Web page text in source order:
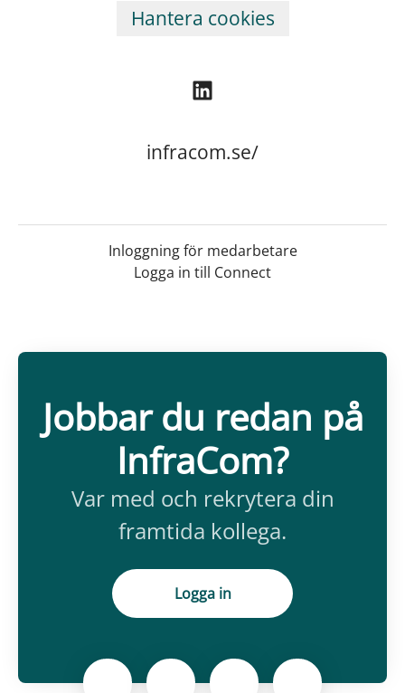
Hantera cookies
infracom.se/
Inloggning för medarbetare
Logga in till Connect
Jobbar du redan på
InfraCom?
Var med och rekrytera din
framtida kollega.
Logga in